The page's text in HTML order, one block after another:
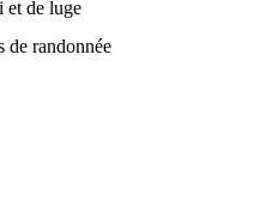
et de luge
de randonnée